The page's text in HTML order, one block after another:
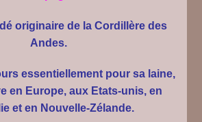
originaire de la Cordillère des
Andes.
essentiellement pour sa laine,
en Europe, aux Etats-unis, en
et en Nouvelle-Zélande.